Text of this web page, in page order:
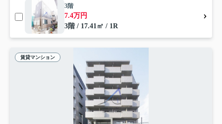
3階
7.4万円
3階 / 17.41㎡ / 1R
賃貸マンション